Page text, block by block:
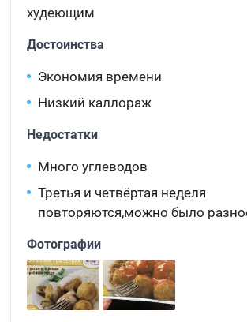
худеющим
Достоинства
Экономия времени
Низкий каллораж
Недостатки
Много углеводов
Третья и четвёртая неделя
повторяются,можно было
Фотографии